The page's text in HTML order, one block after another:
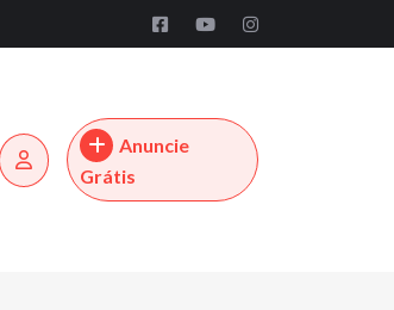
Anuncie
Grátis